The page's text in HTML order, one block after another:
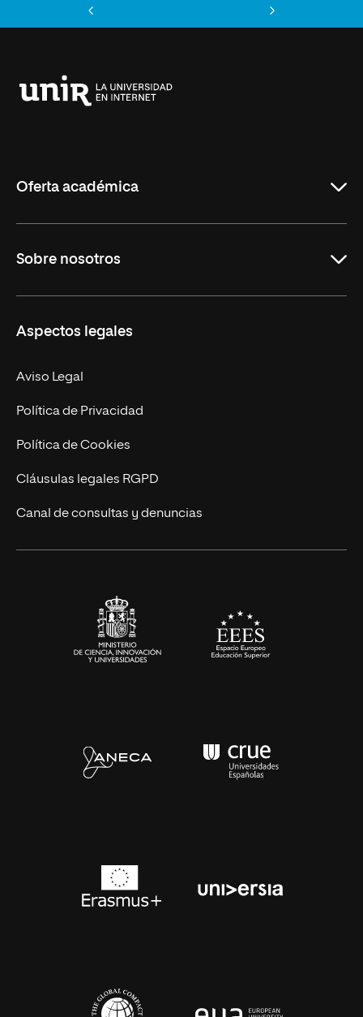
Oferta académica
Másteres Oficiales
Doctorados
Experto Universitario
Postgrados
Cursos Universitarios
Sobre nosotros
Facultades
Nuestro Equipo
Trabaja en UNIR
Actualidad
UNIR Revista
Eventos
Aspectos legales
Aviso Legal
Política de Privacidad
Política de Cookies
Cláusulas legales RGPD
Canal de consultas y denuncias